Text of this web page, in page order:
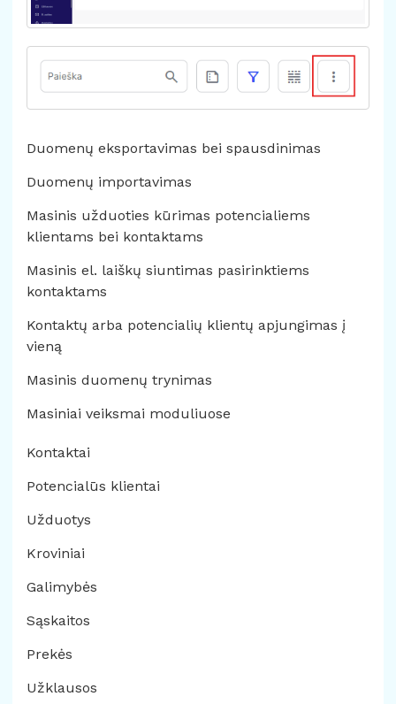
Duomenų eksportavimas bei spausdinimas
Duomenų importavimas
Masinis užduoties kūrimas potencialiems
klientams bei kontaktams
Masinis el. laiškų siuntimas pasirinktiems
kontaktams
Kontaktų arba potencialių klientų apjungimas į
vieną
Masinis duomenų trynimas
Masiniai veiksmai moduliuose
Kontaktai
Potencialūs klientai
Užduotys
Kroviniai
Galimybės
Sąskaitos
Prekės
Užklausos